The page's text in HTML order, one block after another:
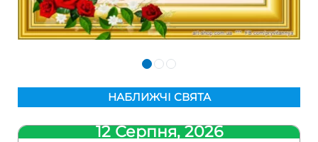
НАБЛИЖЧІ СВЯТА
12 Серпня, 2026